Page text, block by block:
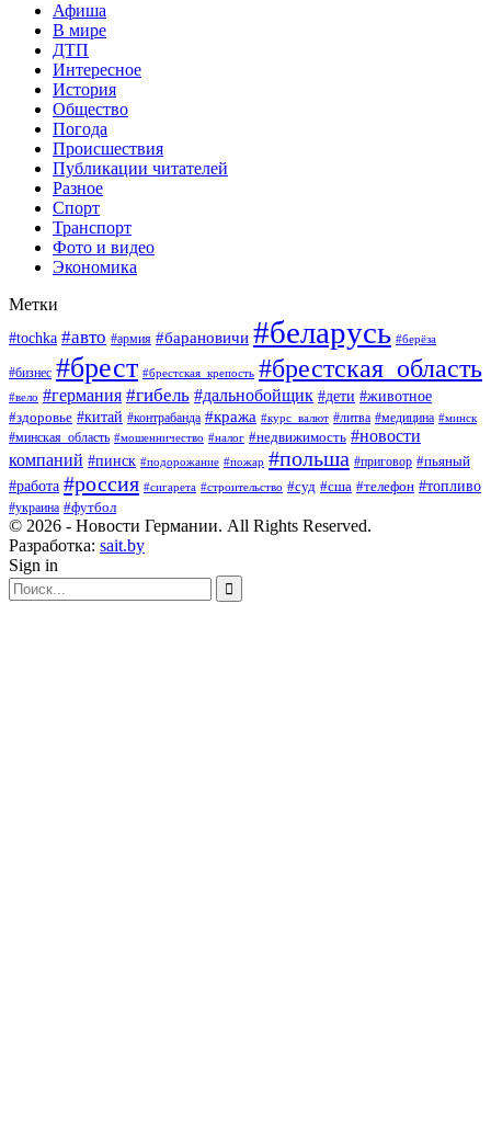
Афиша
В мире
ДТП
Интересное
История
Общество
Погода
Происшествия
Публикации читателей
Разное
Спорт
Транспорт
Фото и видео
Экономика
Метки
#tochka #авто #армия #барановичи #беларусь #берёза
#бизнес #брест #брестская_крепость #брестская_область
#вело #германия #гибель #дальнобойщик #дети #животное
#здоровье #китай #контрабанда #кража #курс_валют #литва #медицина #минск
#минская_область #мошенничество #налог #недвижимость #новости
компаний #пинск #подорожание #пожар #польша #приговор #пьяный
#работа #россия #сигарета #строительство #суд #сша #телефон #топливо
#украина #футбол
© 2026 - Новости Германии. All Rights Reserved.
Разработка: sait.by
Sign in